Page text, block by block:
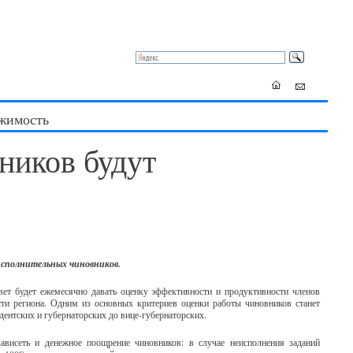
будут
чиновников.
будет ежемесячно давать оценку эффективности и продуктивности членов
региона. Одним из основных критериев оценки работы чиновников станет
и губернаторских до вице-губернаторских.
и денежное поощрение чиновников: в случае неисполнения заданий